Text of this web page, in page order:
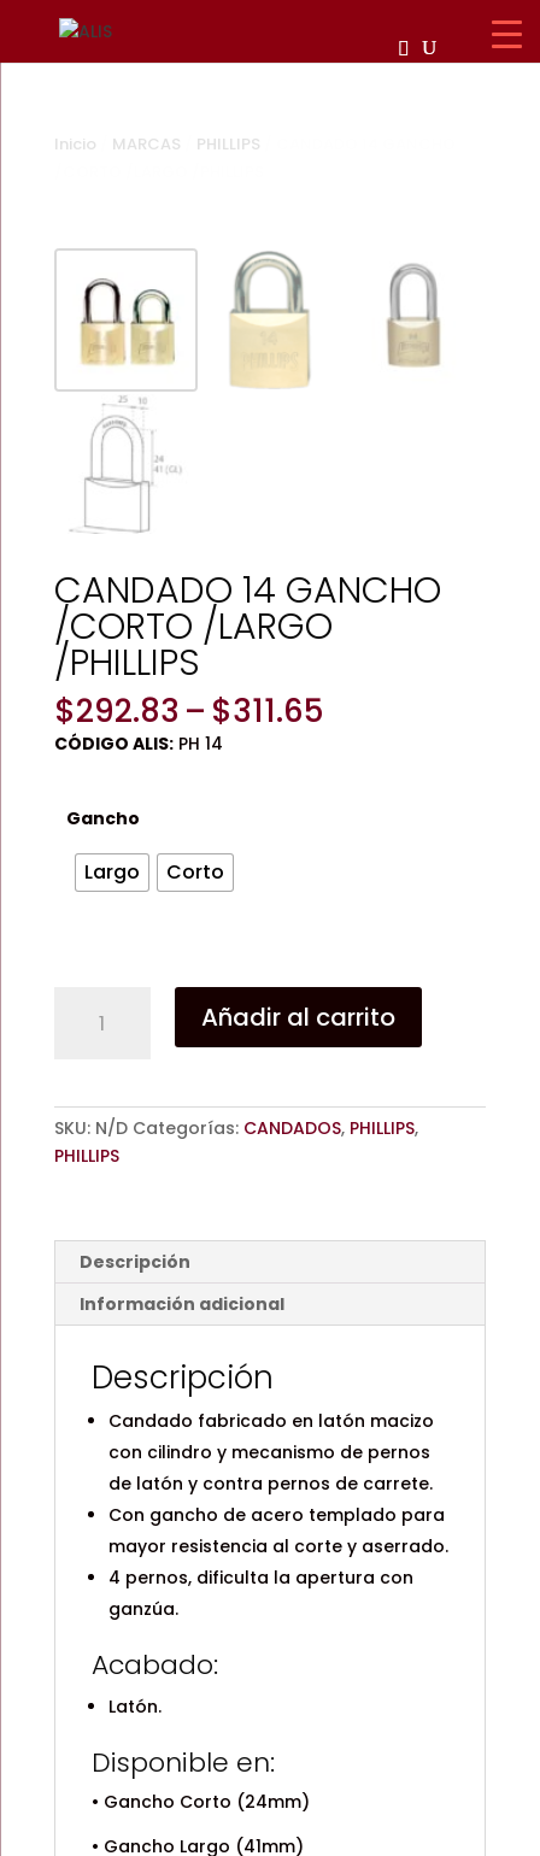
Inicio MARCAS PHILLIPS
CANDADO 14 GANCHO
/CORTO /LARGO
/PHILLIPS
$292.83 – $311.65
CÓDIGO ALIS:PH 14
Gancho
Largo Corto
/LARGO
/PHILLIPS
cantidad
Añadir al carrito
SKU: N/D Categorías: CANDADOS, PHILLIPS,
PHILLIPS
Descripción
Información adicional
Descripción
Candado fabricado en latón macizo
con cilindro y mecanismo de pernos
de latón y contra pernos de carrete.
Con gancho de acero templado para
mayor resistencia al corte y aserrado.
4 pernos, dificulta la apertura con
ganzúa.
Acabado:
Latón.
Disponible en:
• Gancho Corto (24mm)
• Gancho Largo (41mm)